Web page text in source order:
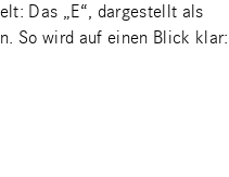
Das „E“, dargestellt als
So wird auf einen Blick klar: